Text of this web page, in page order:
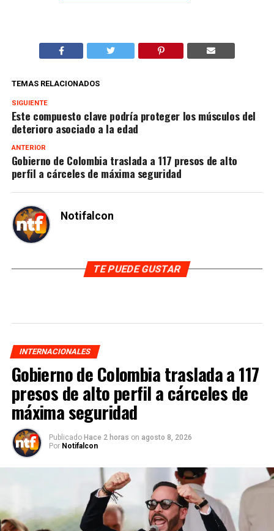
TEMAS RELACIONADOS
SIGUIENTE
Este compuesto clave podría proteger los músculos del
deterioro asociado a la edad
ANTERIOR
Gobierno de Colombia traslada a 117 presos de alto
perfil a cárceles de máxima seguridad
Notifalcon
TE PUEDE GUSTAR
INTERNACIONALES
Gobierno de Colombia traslada a 117
presos de alto perfil a cárceles de
máxima seguridad
Publicado Hace 2 horas on agosto 8, 2026
Por Notifalcon